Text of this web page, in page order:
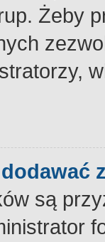
Żeby
są